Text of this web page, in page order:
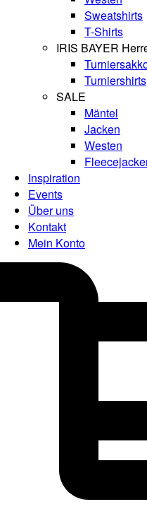
Sweatshirts
T-Shirts
IRIS BAYER
Turniershirts
SALE
Mäntel
Jacken
Westen
Inspiration
Events
Über uns
Kontakt
Mein Konto